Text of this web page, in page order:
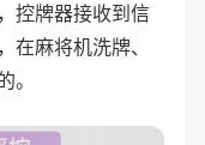
控牌器接收到信
在麻将机洗牌、
。